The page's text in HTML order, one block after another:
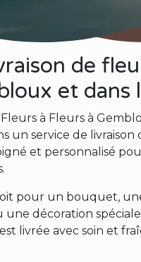
de
et dans
à Fleurs à
un service de livraison
et personnalisé
pour un bouquet,
une décoration
livrée avec soin et